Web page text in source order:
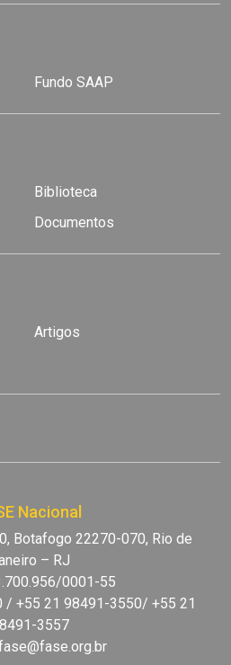
Fundo SAAP
Biblioteca
Documentos
Artigos
Nacional
Botafogo 22270-070, Rio de
– RJ
0001-55
/ +55 21 98491-3550/ +55 21
3557